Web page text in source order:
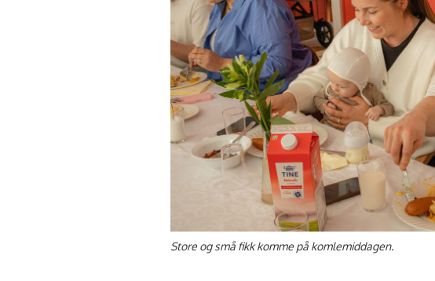
Store og små fikk komme på komlemiddagen.